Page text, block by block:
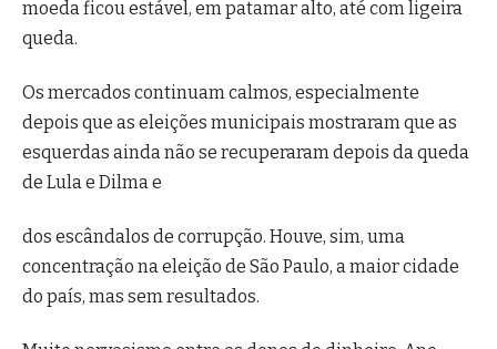
moeda ficou estável, em patamar alto, até com ligeira
queda.
Os mercados continuam calmos, especialmente
depois que as eleições municipais mostraram que as
esquerdas ainda não se recuperaram depois da queda
de Lula e Dilma e
dos escândalos de corrupção. Houve, sim, uma
concentração na eleição de São Paulo, a maior cidade
do país, mas sem resultados.